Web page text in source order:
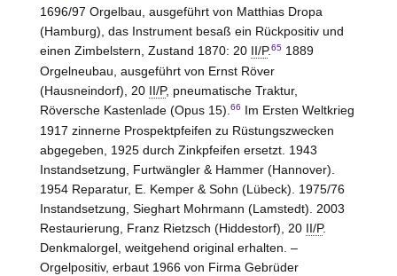
1696/97 Orgelbau, ausgeführt von Matthias Dropa
(Hamburg), das Instrument besaß ein Rückpositiv und
einen Zimbelstern, Zustand 1870: 20 II/P.651889
Orgelneubau, ausgeführt von Ernst Röver
(Hausneindorf), 20 II/P, pneumatische Traktur,
Röversche Kastenlade (Opus 15).66 Im Ersten Weltkrieg
1917 zinnerne Prospektpfeifen zu Rüstungszwecken
abgegeben, 1925 durch Zinkpfeifen ersetzt. 1943
Instandsetzung, Furtwängler & Hammer (Hannover).
1954 Reparatur, E. Kemper & Sohn (Lübeck). 1975/76
Instandsetzung, Sieghart Mohrmann (Lamstedt). 2003
Restaurierung, Franz Rietzsch (Hiddestorf), 20 II/P.
Denkmalorgel, weitgehend original erhalten. –
Orgelpositiv, erbaut 1966 von Firma Gebrüder